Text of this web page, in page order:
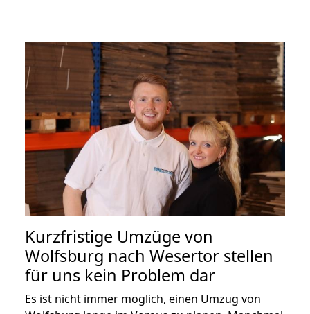
Kurzfristige Umzüge von
Wolfsburg nach Wesertor stellen
für uns kein Problem dar
Es ist nicht immer möglich, einen Umzug von